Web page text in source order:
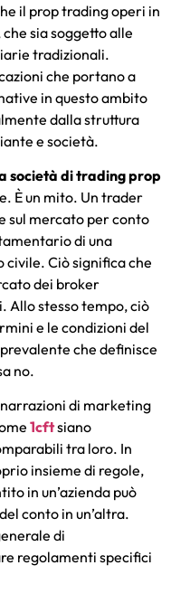
il prop trading operi in
sia soggetto alle
tradizionali.
che portano a
in questo ambito
dalla struttura
e società.
società di trading prop
È un mito. Un trader
sul mercato per conto
di una
Ciò significa che
dei broker
Allo stesso tempo, ciò
e le condizioni del
che definisce
no.
di marketing
1cftsiano
tra loro. In
insieme di regole,
in un’azienda può
conto in un’altra.
di
regolamenti specifici